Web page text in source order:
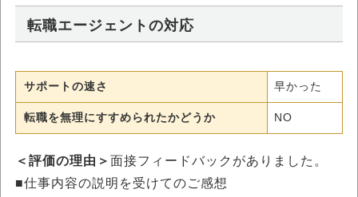
転職エージェントの対応
サポートの速さ 早かった
転職を無理にすすめられたかどうか NO
＜評価の理由＞ 面接フィードバックがありました。
■仕事内容の説明を受けてのご感想